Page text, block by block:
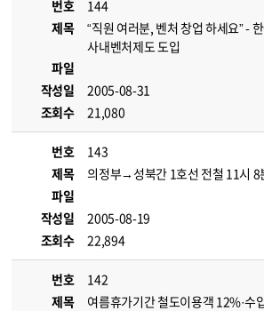
번호
144
제목
“직원 여러분, 벤처 창업 하세요” -
사내벤처제도 도입
파일
작성일
2005-08-31
조회수
21,080
번호
143
제목
의정부→성북간 1호선 전철 11시 8
파일
작성일
2005-08-19
조회수
22,894
번호
142
제목
여름휴가기간 철도이용객 12%·수